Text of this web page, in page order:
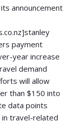
announcement
payment
year increase
demand
will allow
than $150 into
data points
in travel-related